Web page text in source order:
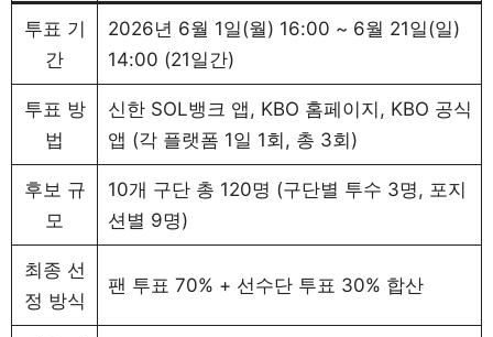
투표 기
간
2026년 6월 1일(월) 16:00 ~ 6월 21일(일)
14:00 (21일간)
투표 방
법
신한 SOL뱅크 앱, KBO 홈페이지, KBO 공식
앱 (각 플랫폼 1일 1회, 총 3회)
후보 규
모
10개 구단 총 120명 (구단별 투수 3명, 포지
션별 9명)
최종 선
정 방식
팬 투표 70% + 선수단 투표 30% 합산